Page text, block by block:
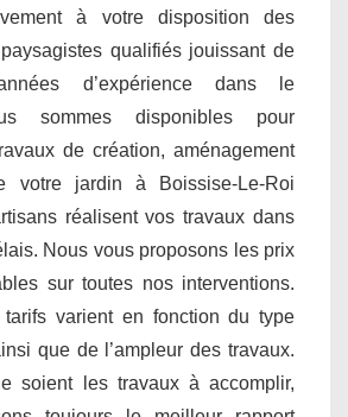
à votre disposition des
qualifiés jouissant de
d’expérience dans le
sommes disponibles pour
de création, aménagement
votre jardin à Boissise-Le-Roi
réalisent vos travaux dans
Nous vous proposons les prix
sur toutes nos interventions.
varient en fonction du type
que de l’ampleur des travaux.
soient les travaux à accomplir,